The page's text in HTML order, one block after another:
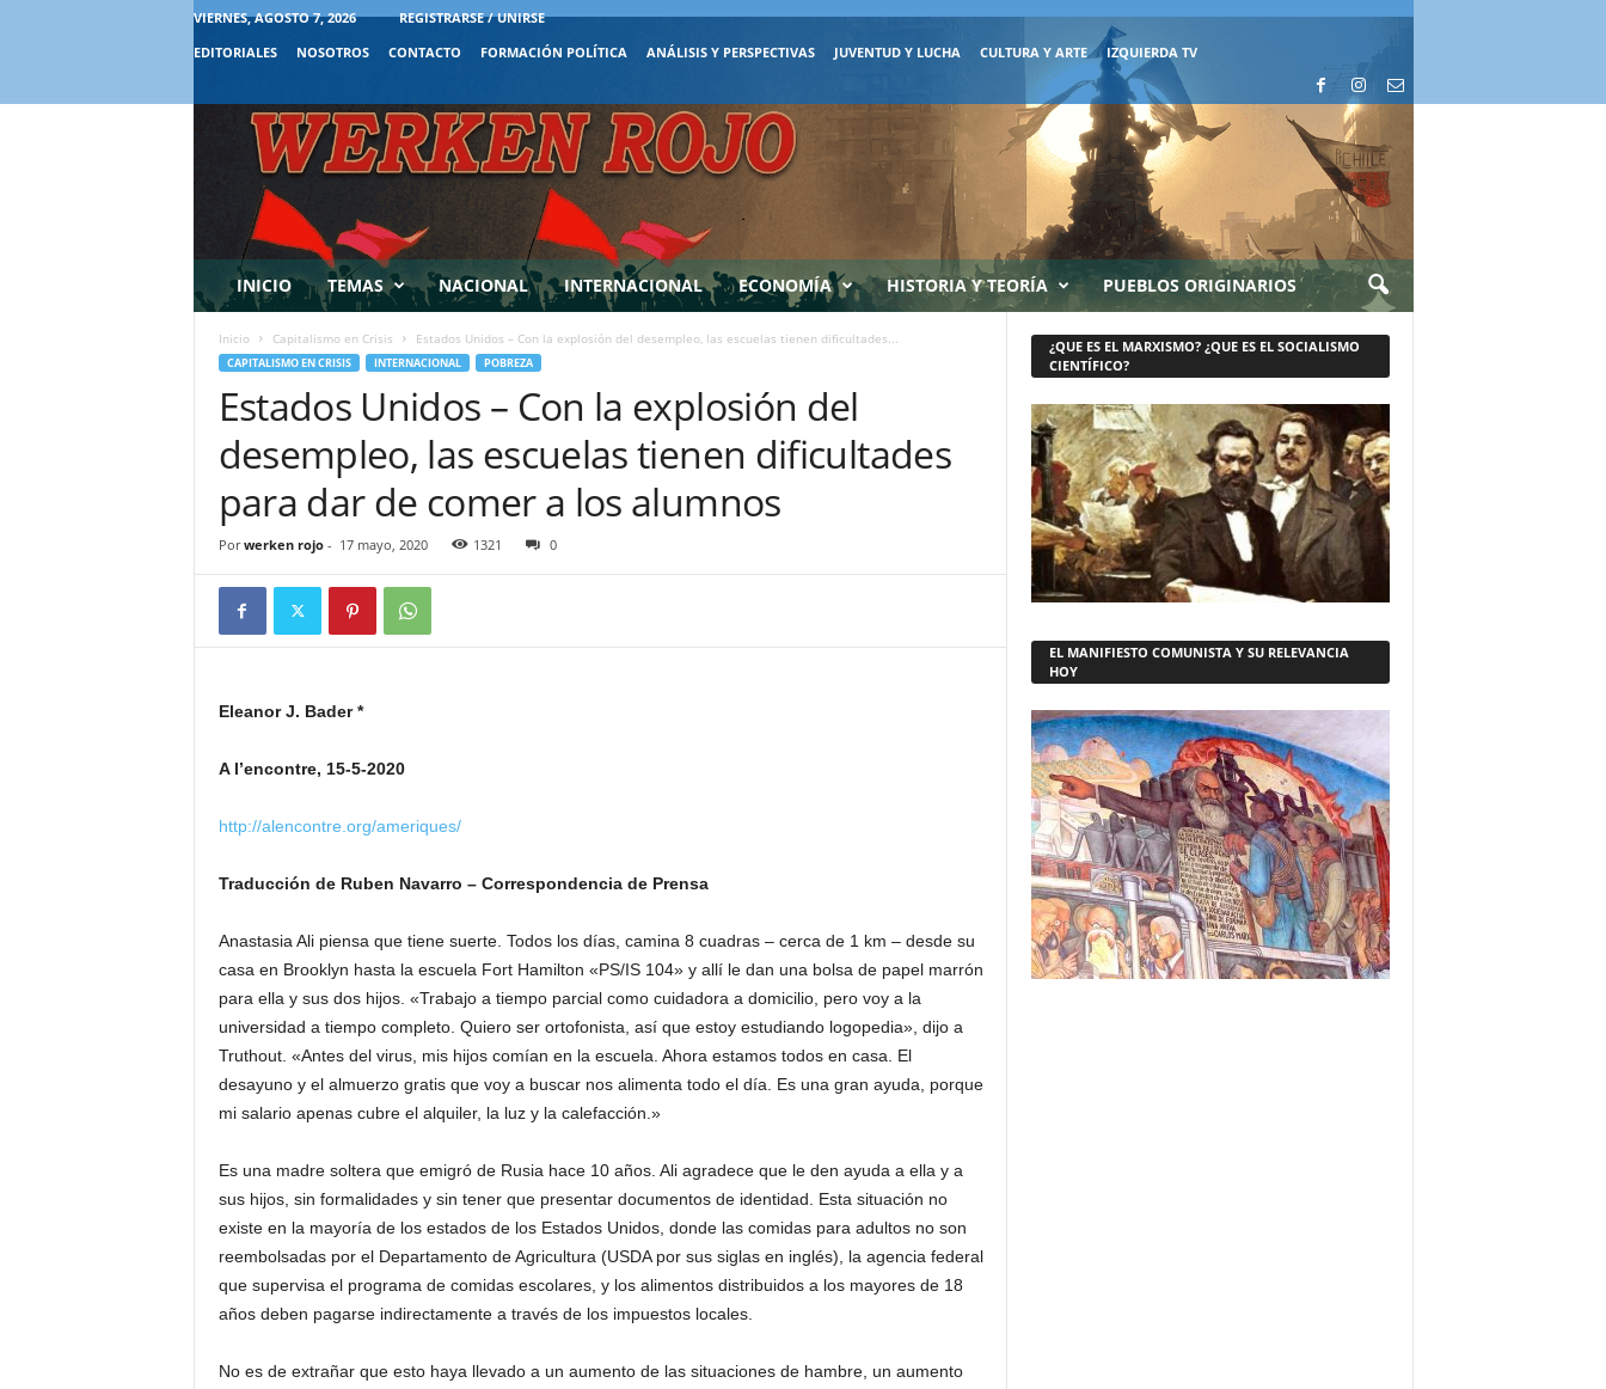
VIERNES, AGOSTO 7, 2026
REGISTRARSE / UNIRSE
EDITORIALES
NOSOTROS CONTACTO FORMACIÓN POLÍTICA ANÁLISIS Y PERSPECTIVAS JUVENTUD Y LUCHA CULTURA Y ARTE IZQUIERDA TV
INICIO TEMAS NACIONAL INTERNACIONAL ECONOMÍA HISTORIA Y TEORÍA PUEBLOS ORIGINARIOS
Inicio Capitalismo en Crisis Estados Unidos – Con la explosión del desempleo, las escuelas tienen dificultades...
CAPITALISMO EN CRISIS INTERNACIONAL POBREZA
Estados Unidos – Con la explosión del
desempleo, las escuelas tienen dificultades
para dar de comer a los alumnos
Por werken rojo- 17 mayo, 2020 1321 0
Eleanor J. Bader *
A l’encontre, 15-5-2020
http://alencontre.org/ameriques/
Traducción de Ruben Navarro – Correspondencia de Prensa
Anastasia Ali piensa que tiene suerte. Todos los días, camina 8 cuadras – cerca de 1 km – desde su
casa en Brooklyn hasta la escuela Fort Hamilton «PS/IS 104» y allí le dan una bolsa de papel marrón
para ella y sus dos hijos. «Trabajo a tiempo parcial como cuidadora a domicilio, pero voy a la
universidad a tiempo completo. Quiero ser ortofonista, así que estoy estudiando logopedia», dijo a
Truthout. «Antes del virus, mis hijos comían en la escuela. Ahora estamos todos en casa. El
desayuno y el almuerzo gratis que voy a buscar nos alimenta todo el día. Es una gran ayuda, porque
mi salario apenas cubre el alquiler, la luz y la calefacción.»
Es una madre soltera que emigró de Rusia hace 10 años. Ali agradece que le den ayuda a ella y a
sus hijos, sin formalidades y sin tener que presentar documentos de identidad. Esta situación no
existe en la mayoría de los estados de los Estados Unidos, donde las comidas para adultos no son
reembolsadas por el Departamento de Agricultura (USDA por sus siglas en inglés), la agencia federal
que supervisa el programa de comidas escolares, y los alimentos distribuidos a los mayores de 18
años deben pagarse indirectamente a través de los impuestos locales.
No es de extrañar que esto haya llevado a un aumento de las situaciones de hambre, un aumento
¿QUE ES EL MARXISMO? ¿QUE ES EL SOCIALISMO
CIENTÍFICO?
EL MANIFIESTO COMUNISTA Y SU RELEVANCIA
HOY